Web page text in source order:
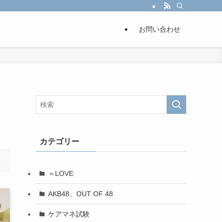
お問い合わせ
カテゴリー
＝LOVE
AKB48、OUT OF 48
ケアマネ試験